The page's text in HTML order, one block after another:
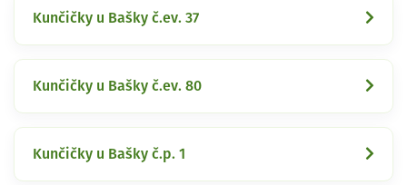
Kunčičky u Bašky č.ev. 37
Kunčičky u Bašky č.ev. 80
Kunčičky u Bašky č.p. 1